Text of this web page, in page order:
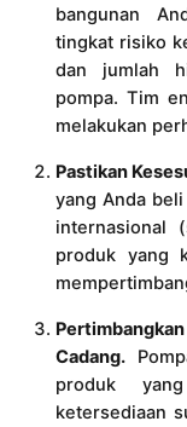
bangunan
tingkat risiko
dan jumlah
pompa. Tim
melakukan
Pastikan
yang Anda
internasional
produk yang
Cadang.
produk
ketersediaan